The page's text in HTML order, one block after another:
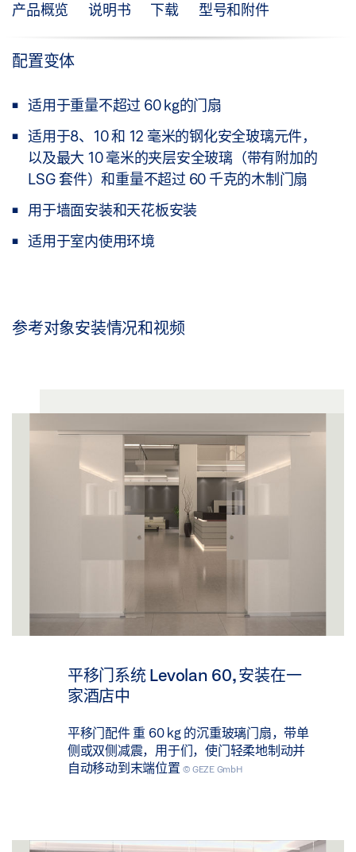
产品概览 说明书 下载 型号和附件
配置变体
适用于重量不超过 60 kg的门扇
适用于8、10 和 12 毫米的钢化安全玻璃元件，
以及最大 10 毫米的夹层安全玻璃（带有附加的
LSG 套件）和重量不超过 60 千克的木制门扇
用于墙面安装和天花板安装
适用于室内使用环境
参考对象安装情况和视频
平移门系统 Levolan 60, 安装在一
家酒店中
平移门配件 重 60 kg 的沉重玻璃门扇，带单
侧或双侧减震，用于们，使门轻柔地制动并
自动移动到末端位置© GEZE GmbH